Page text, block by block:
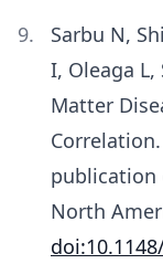
Sarbu N,
I, Oleaga
Matter
publication
North